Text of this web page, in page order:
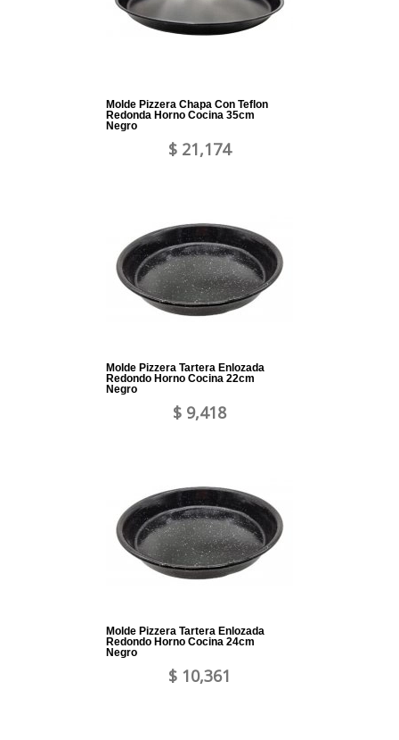
Molde Pizzera Chapa Con Teflon
Redonda Horno Cocina 35cm
Negro
$ 21,174
Molde Pizzera Tartera Enlozada
Redondo Horno Cocina 22cm
Negro
$ 9,418
Molde Pizzera Tartera Enlozada
Redondo Horno Cocina 24cm
Negro
$ 10,361